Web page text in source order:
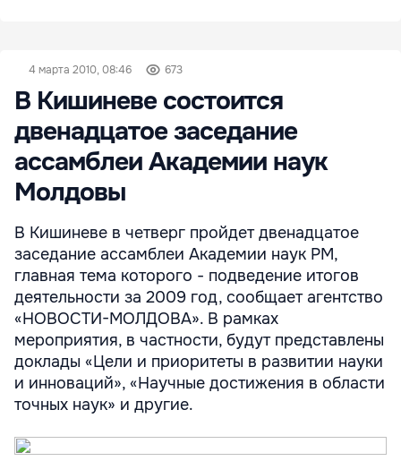
4 марта 2010, 08:46 673
В Кишиневе состоится
двенадцатое заседание
ассамблеи Академии наук
Молдовы
В Кишиневе в четверг пройдет двенадцатое
заседание ассамблеи Академии наук РМ,
главная тема которого - подведение итогов
деятельности за 2009 год, сообщает агентство
«НОВОСТИ-МОЛДОВА». В рамках
мероприятия, в частности, будут представлены
доклады «Цели и приоритеты в развитии науки
и инноваций», «Научные достижения в области
точных наук» и другие.